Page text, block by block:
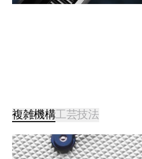
複雑機構工芸技法